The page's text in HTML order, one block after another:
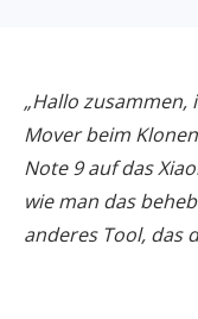
„Hallo zusammen,
Mover beim
Note 9 auf das
wie man das
anderes Tool, das